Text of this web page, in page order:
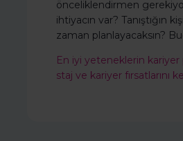
önceliklendirmen
ihtiyacın var?
zaman planlayacaksın?
En iyi yeteneklerin
staj ve kariyer fırsatlarını